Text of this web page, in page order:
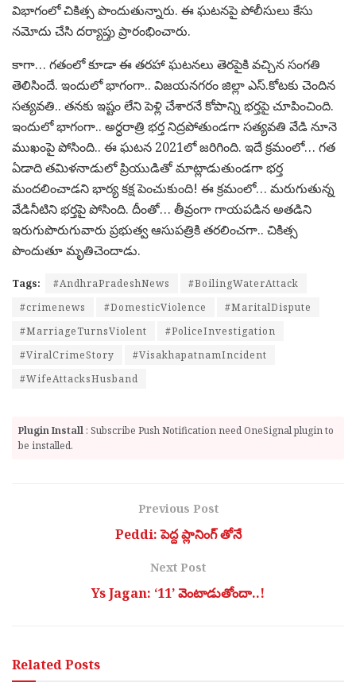
విభాగంలో చికిత్స పొందుతున్నారు. ఈ ఘటనపై పోలీసులు కేసు
నమోదు చేసి దర్యాప్తు ప్రారంభించారు.
కాగా… గతంలో కూడా ఈ తరహా ఘటనలు తెరపైకి వచ్చిన సంగతి
తెలిసిందే. ఇందులో భాగంగా.. విజయనగరం జిల్లా ఎస్.కోటకు చెందిన
సత్యవతి.. తనకు ఇష్టం లేని పెళ్లి చేశారనే కోపాన్ని భర్తపై చూపించింది.
ఇందులో భాగంగా.. అర్ధరాత్రి భర్త నిద్రపోతుండగా సత్యవతి వేడి నూనె
ముఖంపై పోసింది.. ఈ ఘటన 2021లో జరిగింది. ఇదే క్రమంలో… గత
ఏడాది తమిళనాడులో ప్రియుడితో మాట్లాడుతుండగా భర్త
మందలించాడని భార్య కక్ష పెంచుకుంది! ఈ క్రమంలో… మరుగుతున్న
వేడినీటిని భర్తపై పోసింది. దీంతో… తీవ్రంగా గాయపడిన అతడిని
ఇరుగుపొరుగువారు ప్రభుత్వ ఆసుపత్రికి తరలించగా.. చికిత్స
పొందుతూ మృతిచెందాడు.
Tags: #AndhraPradeshNews
#BoilingWaterAttack
#crimenews
#DomesticViolence
#MaritalDispute
#MarriageTurnsViolent
#PoliceInvestigation
#ViralCrimeStory
#VisakhapatnamIncident
#WifeAttacksHusband
Plugin Install : Subscribe Push Notification need OneSignal plugin to
be installed.
Previous Post
Peddi: పెద్ద ప్లానింగ్ తోనే
Next Post
Ys Jagan: ‘11’ వెంటాడుతోందా..!
RelatedPosts